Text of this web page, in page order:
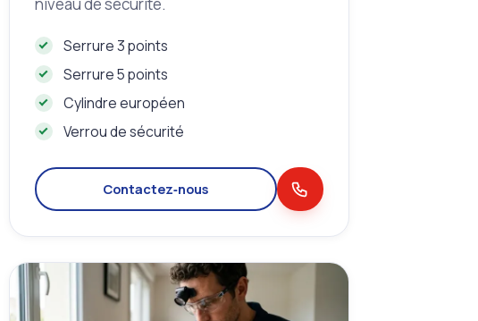
Serrure 3 points
Serrure 5 points
Cylindre européen
Verrou de sécurité
Contactez‑nous